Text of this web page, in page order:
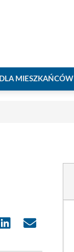
DLA MIESZKAŃCÓW
Share Share